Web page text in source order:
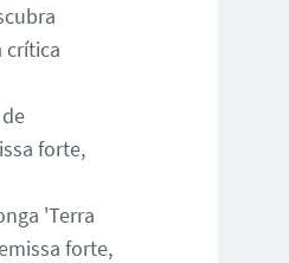
crítica
forte,
'Terra
forte,